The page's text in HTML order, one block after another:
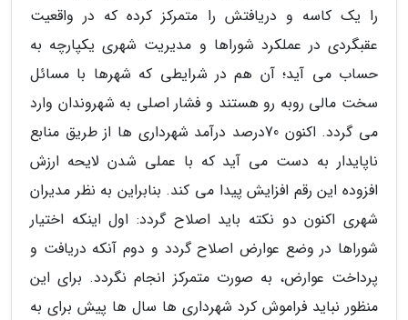
را یک کاسه و دریافتش را متمرکز کرده که در واقعیت
عقبگردی در عملکرد شوراها و مدیریت شهری یکپارچه به
حساب می آید؛ آن هم در شرایطی که شهرها با مسائل
سخت مالی روبه رو هستند و فشار اصلی به شهروندان وارد
می گردد. اکنون 70درصد درآمد شهرداری ها از طریق منابع
ناپایدار به دست می آید که با عملی شدن لایحه ارزش
افزوده این رقم افزایش پیدا می کند. بنابراین به نظر مدیران
شهری اکنون دو نکته باید اصلاح گردد: اول اینکه اختیار
شوراها در وضع عوارض اصلاح گردد و دوم آنکه دریافت و
پرداخت عوارض، به صورت متمرکز انجام نگردد. برای این
منظور نباید فراموش کرد شهرداری ها سال ها پیش برای به